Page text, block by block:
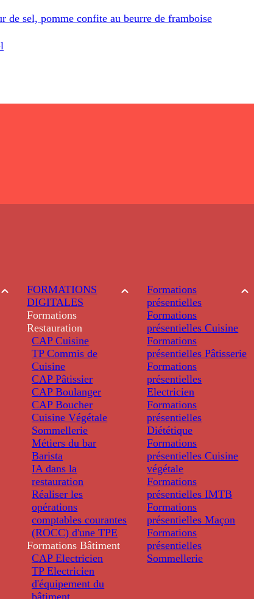
de sel, pomme confite au beurre de framboise
FORMATIONS
DIGITALES
Formations
Restauration
CAP Cuisine
TP Commis de
Cuisine
CAP Pâtissier
CAP Boulanger
CAP Boucher
Cuisine Végétale
Sommellerie
Métiers du bar
Barista
IA dans la
restauration
Réaliser les
opérations
comptables courantes
(ROCC) d'une TPE
Formations Bâtiment
CAP Electricien
TP Electricien
d'équipement du
bâtiment
Formations
présentielles
Formations
présentielles Cuisine
Formations
présentielles Pâtisserie
Formations
présentielles
Electricien
Formations
présentielles
Diététique
Formations
présentielles Cuisine
végétale
Formations
présentielles IMTB
Formations
présentielles Maçon
Formations
présentielles
Sommellerie